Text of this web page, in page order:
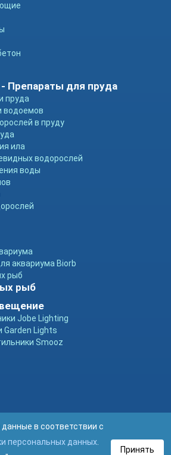
Препараты для пруда
пруда
водоемов
в пруду
ила
водорослей
воды
аквариума Biorb
рыб
рыб
Jobe Lighting
Garden Lights
Smooz
в соответствии с
персональных данных
Принять